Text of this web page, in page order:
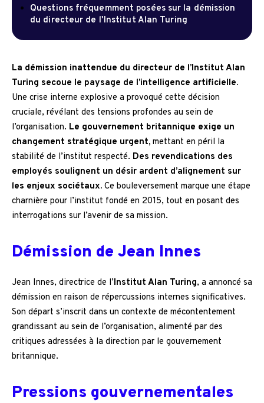
Questions fréquemment posées sur la démission
du directeur de l'Institut Alan Turing
La démission inattendue du directeur de l’Institut Alan
Turing secoue le paysage de l’intelligence artificielle.
Une crise interne explosive a provoqué cette décision
cruciale, révélant des tensions profondes au sein de
l’organisation. Le gouvernement britannique exige un
changement stratégique urgent, mettant en péril la
stabilité de l’institut respecté. Des revendications des
employés soulignent un désir ardent d’alignement sur
les enjeux sociétaux. Ce bouleversement marque une étape
charnière pour l’institut fondé en 2015, tout en posant des
interrogations sur l’avenir de sa mission.
Démission de Jean Innes
Jean Innes, directrice de l’Institut Alan Turing, a annoncé sa
démission en raison de répercussions internes significatives.
Son départ s’inscrit dans un contexte de mécontentement
grandissant au sein de l’organisation, alimenté par des
critiques adressées à la direction par le gouvernement
britannique.
Pressions gouvernementales